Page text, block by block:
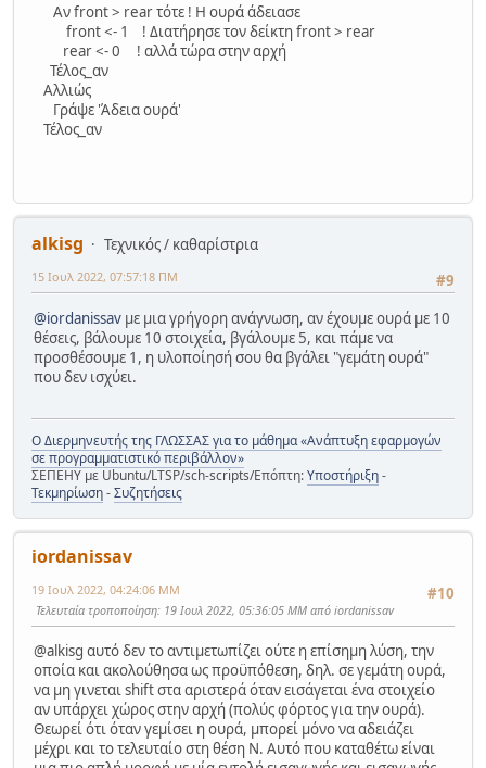
Αν front > rear τότε ! Η ουρά άδειασε
front <- 1 ! Διατήρησε τον δείκτη front > rear
rear <- 0 ! αλλά τώρα στην αρχή
Τέλος_αν
Αλλιώς
Γράψε 'Άδεια ουρά'
Τέλος_αν
alkisg
Τεχνικός / καθαρίστρια
#9
15 Ιουλ 2022, 07:57:18 ΠΜ
@iordanissav με μια γρήγορη ανάγνωση, αν έχουμε ουρά με 10
θέσεις, βάλουμε 10 στοιχεία, βγάλουμε 5, και πάμε να
προσθέσουμε 1, η υλοποίησή σου θα βγάλει "γεμάτη ουρά"
που δεν ισχύει.
Ο Διερμηνευτής της ΓΛΩΣΣΑΣ για το μάθημα «Ανάπτυξη εφαρμογών
σε προγραμματιστικό περιβάλλον»
ΣΕΠΕΗΥ με Ubuntu/LTSP/sch-scripts/Επόπτη:Υποστήριξη-
Τεκμηρίωση-Συζητήσεις
iordanissav
#10
19 Ιουλ 2022, 04:24:06 ΜΜ
Τελευταία τροποποίηση: 19 Ιουλ 2022, 05:36:05 ΜΜ από iordanissav
@alkisg αυτό δεν το αντιμετωπίζει ούτε η επίσημη λύση, την
οποία και ακολούθησα ως προϋπόθεση, δηλ. σε γεμάτη ουρά,
να μη γινεται shift στα αριστερά όταν εισάγεται ένα στοιχείο
αν υπάρχει χώρος στην αρχή (πολύς φόρτος για την ουρά).
Θεωρεί ότι όταν γεμίσει η ουρά, μπορεί μόνο να αδειάζει
μέχρι και το τελευταίο στη θέση Ν. Αυτό που καταθέτω είναι